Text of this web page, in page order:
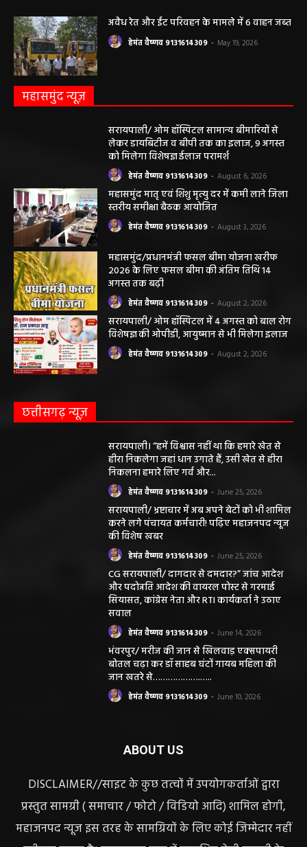
अवैध रेत और ईंट परिवहन के मामले में 6 वाहन जब्त
हेमंत वैष्णव 9131614309 - May 19, 2026
महासमुंद न्यूज़
सरायपाली/ ओम हॉस्पिटल सामान्य बीमारियों से
लेकर डायबिटीज व बीपी तक का इलाज, 9 अगस्त
को मिलेगा विशेषज्ञ ईलाज परामर्श
हेमंत वैष्णव 9131614309 - August 6, 2026
महासमुंद मातृ एवं शिशु मृत्यु दर में कमी लाने जिला
स्तरीय समीक्षा बैठक आयोजित
हेमंत वैष्णव 9131614309 - August 3, 2026
महासमुंद/प्रधानमंत्री फसल बीमा योजना खरीफ
2026 के लिए फसल बीमा की अंतिम तिथि 14
अगस्त तक बढ़ी
हेमंत वैष्णव 9131614309 - August 2, 2026
सरायपाली/ ओम हॉस्पिटल में 4 अगस्त को बाल रोग
विशेषज्ञ की ओपीडी, आयुष्मान से भी मिलेगा इलाज
हेमंत वैष्णव 9131614309 - August 2, 2026
छत्तीसगढ़ न्यूज़
सरायपाली। “हमें विश्वास नहीं था कि हमारे खेत से
हीरा निकलेगा जहां धान उगाते हैं, उसी खेत से हीरा
निकलना हमारे लिए गर्व और...
हेमंत वैष्णव 9131614309 - June 25, 2026
सरायपाली/ भ्रष्टाचार में अब अपने बेटों को भी शामिल
करने लगे पंचायत कर्मचारी! पढ़िए महाजनपद न्यूज
की विशेष खबर
हेमंत वैष्णव 9131614309 - June 25, 2026
CG सरायपाली/ दागदार से दमदार?” जांच आदेश
और पदोन्नति आदेश की वायरल पोस्ट से गरमाई
सियासत, कांग्रेस नेता और RTI कार्यकर्ता ने उठाए
सवाल
हेमंत वैष्णव 9131614309 - June 14, 2026
भंवरपुर/ मरीज की जान से खिलवाड़ एक्सपायरी
बोतल चढ़ा कर डॉ साहब घंटों गायब महिला की
जान खतरे से……………….…..
हेमंत वैष्णव 9131614309 - June 10, 2026
ABOUT US
DISCLAIMER//साइट के कुछ तत्वों में उपयोगकर्ताओं द्वारा
प्रस्तुत सामग्री ( समाचार / फोटो / विडियो आदि) शामिल होगी,
महाजनपद न्यूज इस तरह के सामग्रियों के लिए कोई जिम्मेदार नहीं